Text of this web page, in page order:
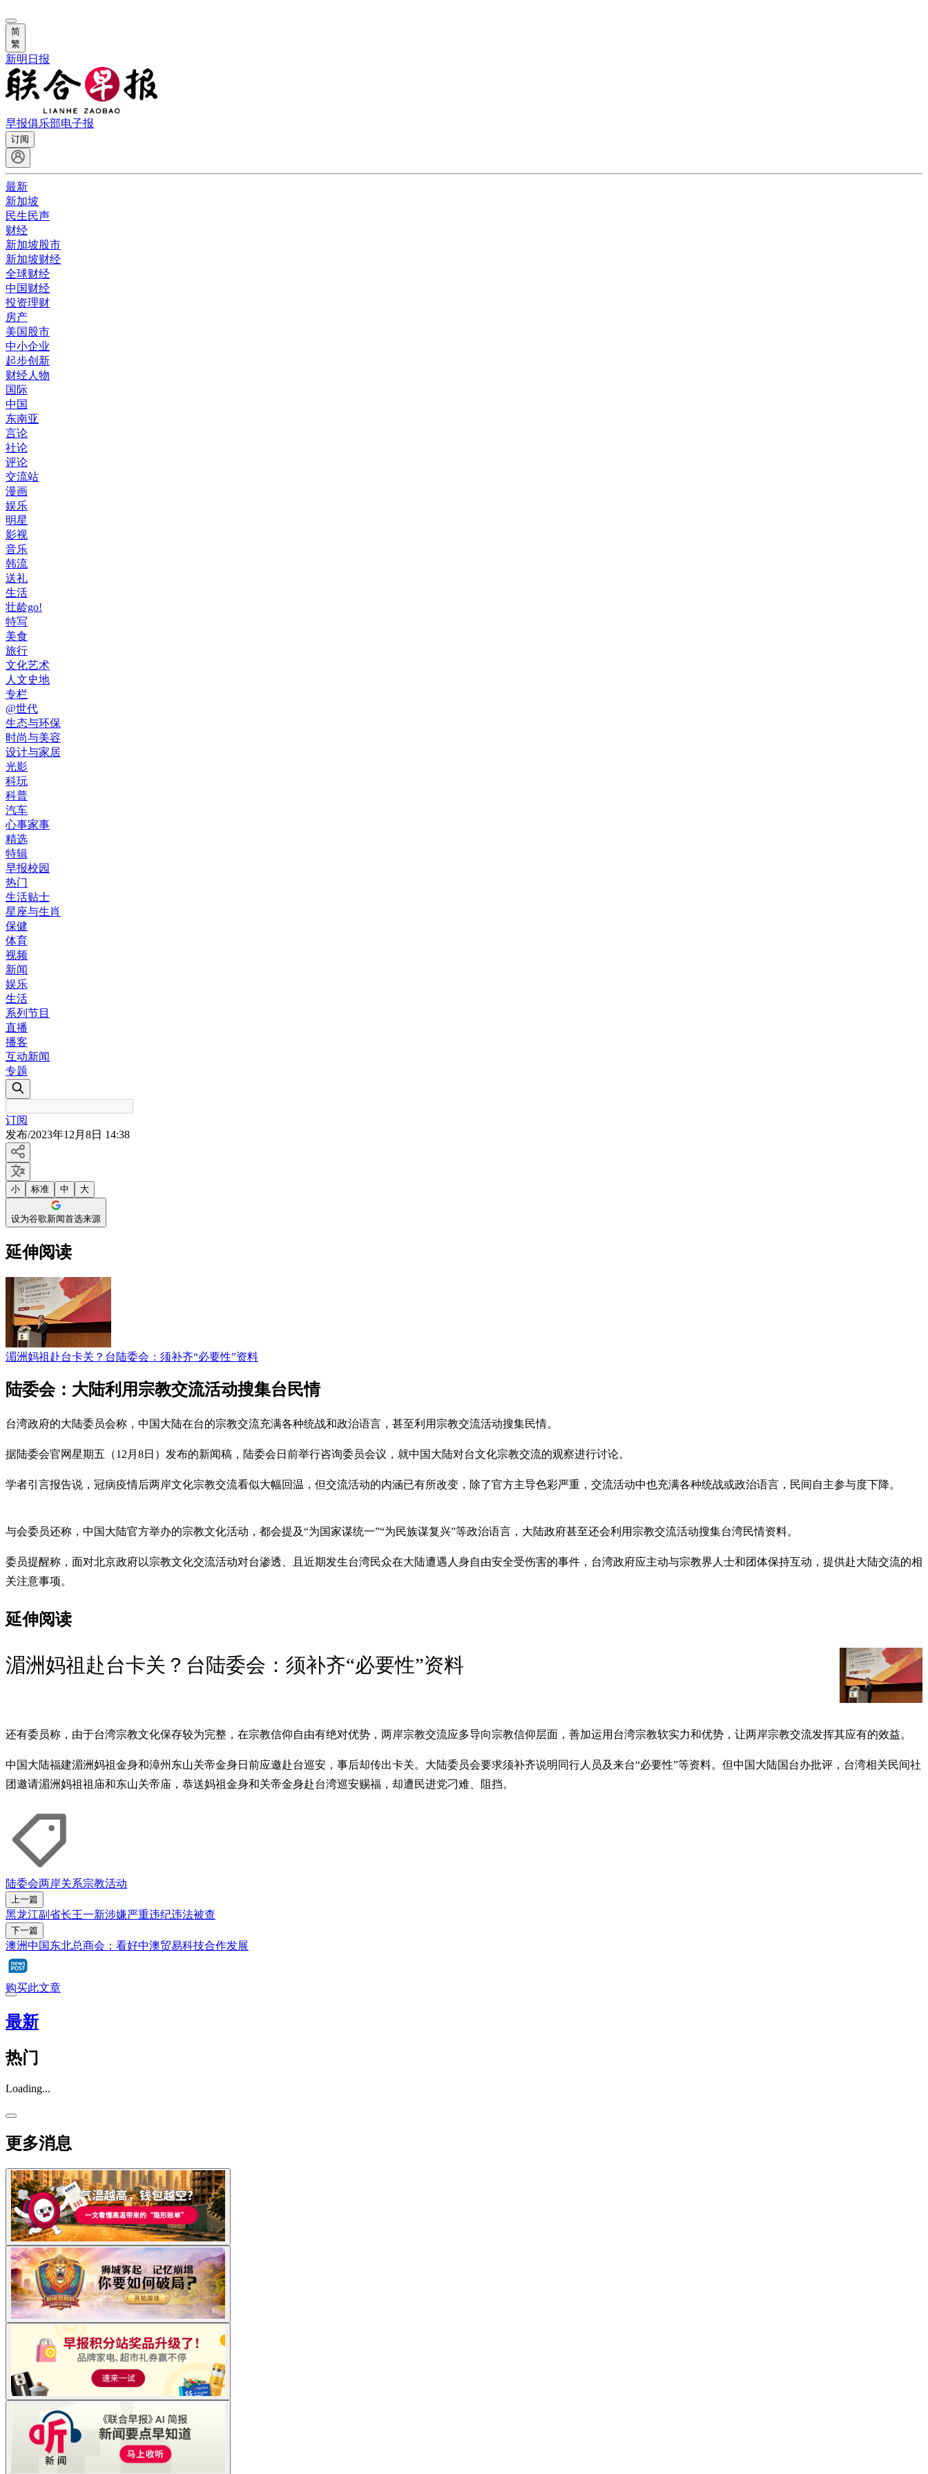
简
繁
新明日报
早报俱乐部电子报
订阅
最新
新加坡
民生民声
财经
新加坡股市
新加坡财经
全球财经
中国财经
投资理财
房产
美国股市
中小企业
起步创新
财经人物
国际
中国
东南亚
言论
社论
评论
交流站
漫画
娱乐
明星
影视
音乐
韩流
送礼
生活
壮龄go!
特写
美食
旅行
文化艺术
人文史地
专栏
@世代
生态与环保
时尚与美容
设计与家居
光影
科玩
科普
汽车
心事家事
精选
特辑
早报校园
热门
生活贴士
星座与生肖
保健
体育
视频
新闻
娱乐
生活
系列节目
直播
播客
互动新闻
专题
订阅
发布/2023年12月8日 14:38
小 标准 中 大
设为谷歌新闻首选来源
延伸阅读
湄洲妈祖赴台卡关？台陆委会：须补齐“必要性”资料
陆委会：大陆利用宗教交流活动搜集台民情
台湾政府的大陆委员会称，中国大陆在台的宗教交流充满各种统战和政治语言，甚至利用宗教交流活动搜集民情。
据陆委会官网星期五（12月8日）发布的新闻稿，陆委会日前举行咨询委员会议，就中国大陆对台文化宗教交流的观察进行讨论。
学者引言报告说，冠病疫情后两岸文化宗教交流看似大幅回温，但交流活动的内涵已有所改变，除了官方主导色彩严重，交流活动中也充满各种统战或政治语言，民间自主参与度下降。
与会委员还称，中国大陆官方举办的宗教文化活动，都会提及“为国家谋统一”“为民族谋复兴”等政治语言，大陆政府甚至还会利用宗教交流活动搜集台湾民情资料。
委员提醒称，面对北京政府以宗教文化交流活动对台渗透、且近期发生台湾民众在大陆遭遇人身自由安全受伤害的事件，台湾政府应主动与宗教界人士和团体保持互动，提供赴大陆交流的相
关注意事项。
延伸阅读
湄洲妈祖赴台卡关？台陆委会：须补齐“必要性”资料
还有委员称，由于台湾宗教文化保存较为完整，在宗教信仰自由有绝对优势，两岸宗教交流应多导向宗教信仰层面，善加运用台湾宗教软实力和优势，让两岸宗教交流发挥其应有的效益。
中国大陆福建湄洲妈祖金身和漳州东山关帝金身日前应邀赴台巡安，事后却传出卡关。大陆委员会要求须补齐说明同行人员及来台“必要性”等资料。但中国大陆国台办批评，台湾相关民间社
团邀请湄洲妈祖祖庙和东山关帝庙，恭送妈祖金身和关帝金身赴台湾巡安赐福，却遭民进党刁难、阻挡。
陆委会两岸关系宗教活动
上一篇
黑龙江副省长王一新涉嫌严重违纪违法被查
下一篇
澳洲中国东北总商会：看好中澳贸易科技合作发展
购买此文章
最新
热门
Loading...
更多消息